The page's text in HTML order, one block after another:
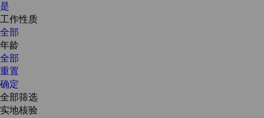
是
工作性质
全部
年龄
全部
重置
确定
全部筛选
实地核验